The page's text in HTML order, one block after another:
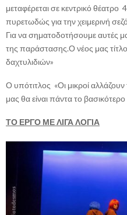
μεταφέρεται σε κεντρικό θέατρο
πυρετωδώς για την χειμερινή
Για να σηματοδοτήσουμε αυτές
της παράστασης.Ο νέος μας
δαχτυλιδιών»
Ο υπότιτλος «Οι μικροί
μας θα είναι πάντα το
ΤΟ ΕΡΓΟ ΜΕ ΛΙΓΑ ΛΟΓΙΑ